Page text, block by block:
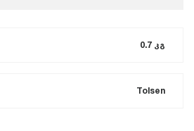
0.7 კგ
Tolsen